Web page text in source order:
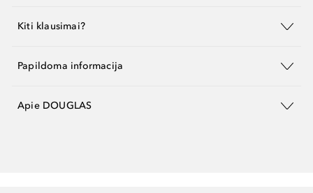
Kiti klausimai?
Papildoma informacija
Apie DOUGLAS